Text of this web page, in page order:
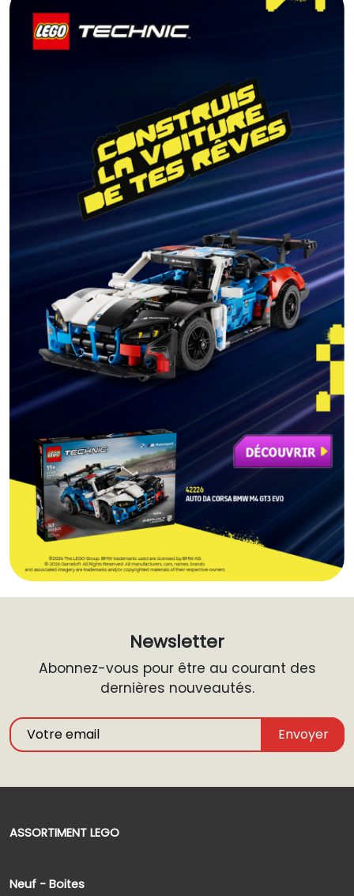
Newsletter
Abonnez-vous pour être au courant des
dernières nouveautés.
Envoyer
ASSORTIMENT LEGO
Neuf - Boites